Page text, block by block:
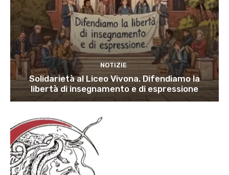
NOTIZIE
Solidarietà al Liceo Vivona. Difendiamo la
libertà di insegnamento e di espressione